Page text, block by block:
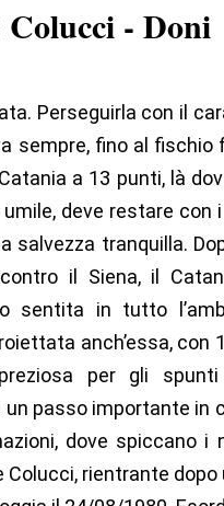
- Doni
Perseguirla con il
sempre, fino al fischio
a 13 punti, là
deve restare
salvezza tranquilla.
il Siena, il
sentita in tutto
anch’essa,
per gli
un passo importante
dove spiccano i
Colucci, rientrante